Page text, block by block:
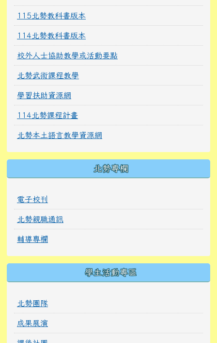
115北勢教科書版本
114北勢教科書版本
校外人士協助教學或活動要點
北勢武術課程教學
學習扶助資源網
114北勢課程計畫
北勢本土語言教學資源網
北勢專欄
電子校刊
北勢親職通訊
輔導專欄
學生活動專區
北勢團隊
成果展演